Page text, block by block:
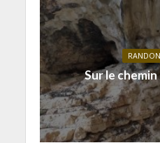
Sur le